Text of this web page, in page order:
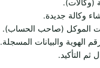
(وكالات).
وكالة جديدة.
الموكل (صاحب الحساب).
الهوية والبيانات المسجلة.
ثم التأكيد.